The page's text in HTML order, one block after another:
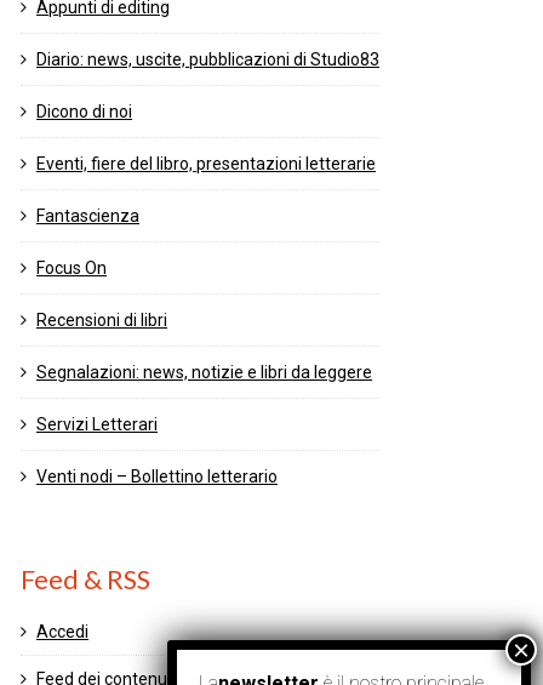
Appunti di editing
Diario: news, uscite, pubblicazioni di Studio83
Dicono di noi
Eventi, fiere del libro, presentazioni letterarie
Fantascienza
Focus On
Recensioni di libri
Segnalazioni: news, notizie e libri da leggere
Servizi Letterari
Venti nodi – Bollettino letterario
Feed & RSS
Accedi
Feed dei contenuti